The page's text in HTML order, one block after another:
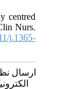
centred
Nurs.
j.1365-
ارسال